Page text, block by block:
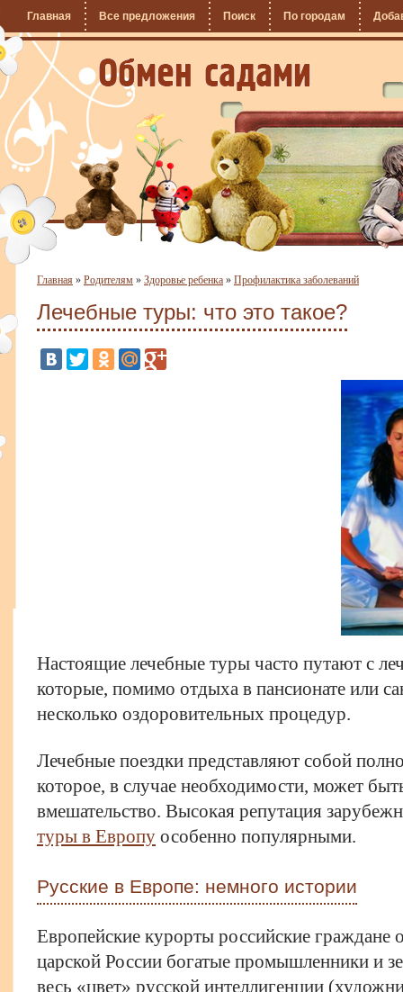
Главная Все предложения Поиск По городам
Главная » Родителям » Здоровье ребенка » Профилактика заболеваний
Лечебные туры: что это такое?
Настоящие лечебные туры часто путают с
которые, помимо отдыха в пансионате или
несколько оздоровительных процедур.
Лечебные поездки представляют собой
которое, в случае необходимости, может
вмешательство. Высокая репутация
туры в Европу особенно популярными.
Русские в Европе: немного истории
Европейские курорты российские
царской России богатые промышленники и
весь «цвет» русской интеллигенции